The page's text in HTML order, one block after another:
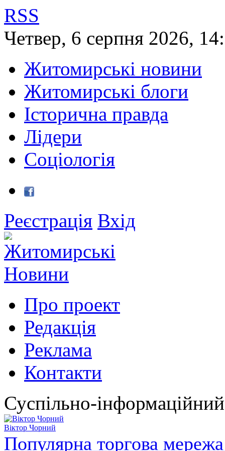
RSS
Четвер, 6 серпня 2026,
Житомирські новини
Житомирські блоги
Історична правда
Лідери
Соціологія
Реєстрація Вхід
Про проект
Редакція
Реклама
Контакти
Суспільно-
Віктор Чорний
Популярна торгова